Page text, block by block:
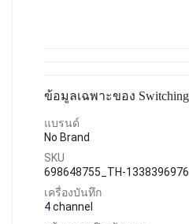
แบรนด์
No Brand
SKU
698648755_TH-1338396976
เครื่องบันทึก
4 channel